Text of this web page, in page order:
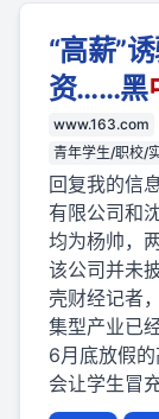
“高薪”
资……黑
www.163.com
青年学生/职校/
回复我的信
有限公司和
均为杨帅，
该公司并未
壳财经记者
集型产业已
6月底放假
会让学生冒